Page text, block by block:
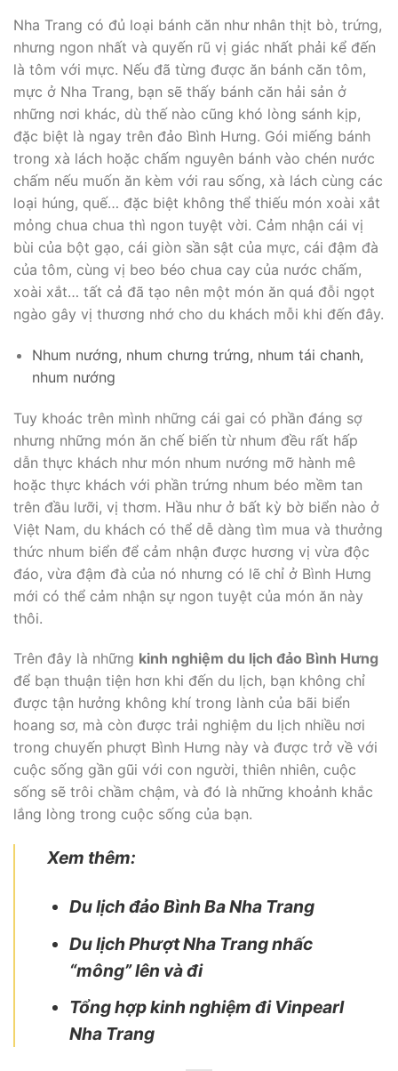
Nha Trang có đủ loại bánh căn như nhân thịt bò, trứng,
nhưng ngon nhất và quyến rũ vị giác nhất phải kể đến
là tôm với mực. Nếu đã từng được ăn bánh căn tôm,
mực ở Nha Trang, bạn sẽ thấy bánh căn hải sản ở
những nơi khác, dù thế nào cũng khó lòng sánh kịp,
đặc biệt là ngay trên đảo Bình Hưng. Gói miếng bánh
trong xà lách hoặc chấm nguyên bánh vào chén nước
chấm nếu muốn ăn kèm với rau sống, xà lách cùng các
loại húng, quế… đặc biệt không thể thiếu món xoài xắt
mỏng chua chua thì ngon tuyệt vời. Cảm nhận cái vị
bùi của bột gạo, cái giòn sần sật của mực, cái đậm đà
của tôm, cùng vị beo béo chua cay của nước chấm,
xoài xắt… tất cả đã tạo nên một món ăn quá đỗi ngọt
ngào gây vị thương nhớ cho du khách mỗi khi đến đây.
Nhum nướng, nhum chưng trứng, nhum tái chanh,
nhum nướng
Tuy khoác trên mình những cái gai có phần đáng sợ
nhưng những món ăn chế biến từ nhum đều rất hấp
dẫn thực khách như món nhum nướng mỡ hành mê
hoặc thực khách với phần trứng nhum béo mềm tan
trên đầu lưỡi, vị thơm. Hầu như ở bất kỳ bờ biển nào ở
Việt Nam, du khách có thể dễ dàng tìm mua và thưởng
thức nhum biển để cảm nhận được hương vị vừa độc
đáo, vừa đậm đà của nó nhưng có lẽ chỉ ở Bình Hưng
mới có thể cảm nhận sự ngon tuyệt của món ăn này
thôi.
Trên đây là những kinh nghiệm du lịch đảo Bình Hưng
để bạn thuận tiện hơn khi đến du lịch, bạn không chỉ
được tận hưởng không khí trong lành của bãi biển
hoang sơ, mà còn được trải nghiệm du lịch nhiều nơi
trong chuyến phượt Bình Hưng này và được trở về với
cuộc sống gần gũi với con người, thiên nhiên, cuộc
sống sẽ trôi chầm chậm, và đó là những khoảnh khắc
lắng lòng trong cuộc sống của bạn.
Xem thêm:
Du lịch đảo Bình Ba Nha Trang
Du lịch Phượt Nha Trang nhấc
“mông” lên và đi
Tổng hợp kinh nghiệm đi Vinpearl
Nha Trang